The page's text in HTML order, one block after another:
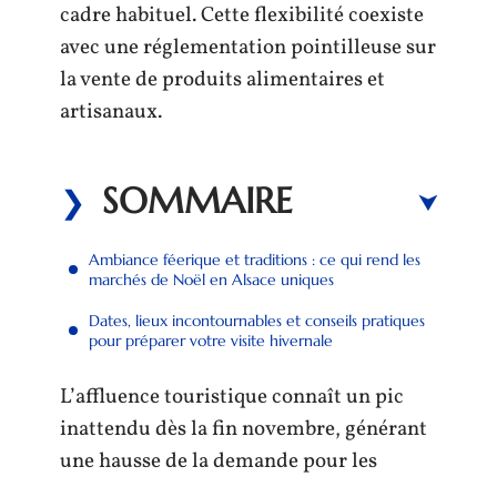
cadre habituel. Cette flexibilité coexiste
avec une réglementation pointilleuse sur
la vente de produits alimentaires et
artisanaux.
SOMMAIRE
Ambiance féerique et traditions : ce qui rend les
marchés de Noël en Alsace uniques
Dates, lieux incontournables et conseils pratiques
pour préparer votre visite hivernale
L’affluence touristique connaît un pic
inattendu dès la fin novembre, générant
une hausse de la demande pour les